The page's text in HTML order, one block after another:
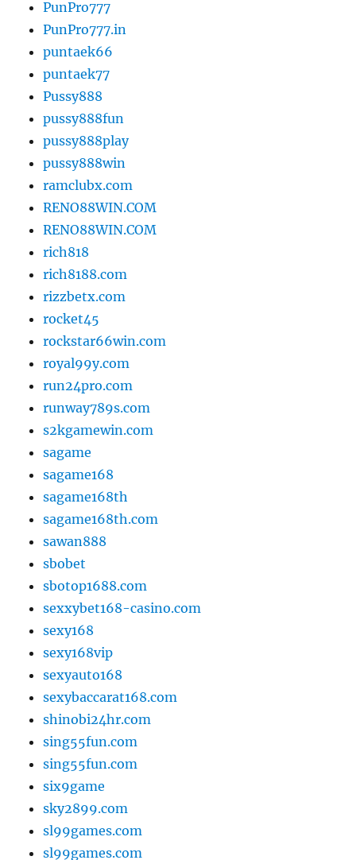
PunPro777
PunPro777.in
puntaek66
puntaek77
Pussy888
pussy888fun
pussy888play
pussy888win
ramclubx.com
RENO88WIN.COM
RENO88WIN.COM
rich818
rich8188.com
rizzbetx.com
rocket45
rockstar66win.com
royal99y.com
run24pro.com
runway789s.com
s2kgamewin.com
sagame
sagame168
sagame168th
sagame168th.com
sawan888
sbobet
sbotop1688.com
sexxybet168-casino.com
sexy168
sexy168vip
sexyauto168
sexybaccarat168.com
shinobi24hr.com
sing55fun.com
sing55fun.com
six9game
sky2899.com
sl99games.com
sl99games.com